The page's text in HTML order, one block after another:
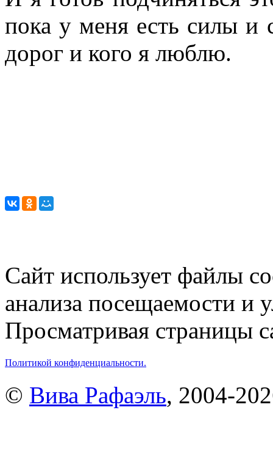
пока у меня есть силы и
дорог и кого я люблю.
Сайт использует файлы
анализа посещаемости и
Просматривая страницы
Политикой конфиденциальности.
© Вива Рафаэль, 2004-